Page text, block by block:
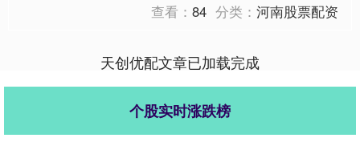
查看：84 分类：河南股票配资
天创优配文章已加载完成
个股实时涨跌榜